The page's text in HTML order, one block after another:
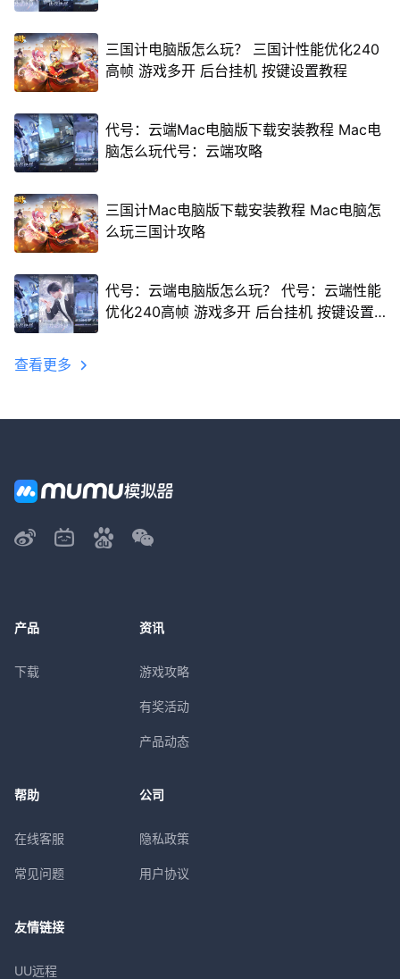
三国计电脑版怎么玩？ 三国计性能优化240
高帧 游戏多开 后台挂机 按键设置教程
代号：云端Mac电脑版下载安装教程 Mac电
脑怎么玩代号：云端攻略
三国计Mac电脑版下载安装教程 Mac电脑怎
么玩三国计攻略
代号：云端电脑版怎么玩？ 代号：云端性能
优化240高帧 游戏多开 后台挂机 按键设置
查看更多
产品
下载
资讯
游戏攻略
有奖活动
产品动态
帮助
在线客服
常见问题
公司
隐私政策
用户协议
友情链接
UU远程